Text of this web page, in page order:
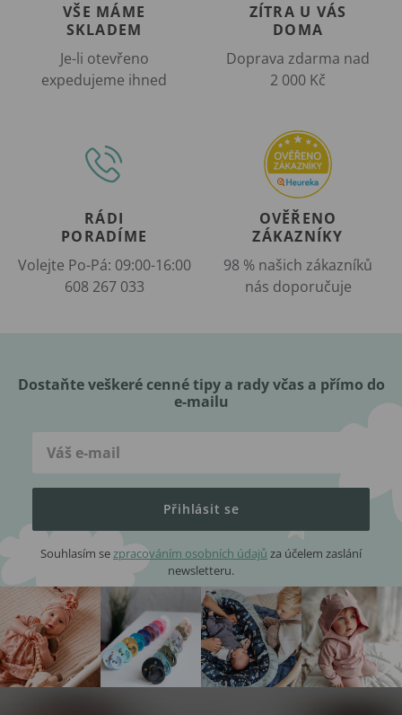
VŠE MÁME
SKLADEM
Je-li otevřeno
expedujeme ihned
ZÍTRA U VÁS
DOMA
Doprava zdarma nad
2 000 Kč
RÁDI
PORADÍME
Volejte Po-Pá: 09:00-16:00
608 267 033
OVĚŘENO
ZÁKAZNÍKY
98 % našich zákazníků
nás doporučuje
Dostaňte veškeré cenné tipy a rady včas a přímo do
e-mailu
Přihlásit se
Souhlasím sezpracováním osobních údajů za účelem zaslání
newsletteru.